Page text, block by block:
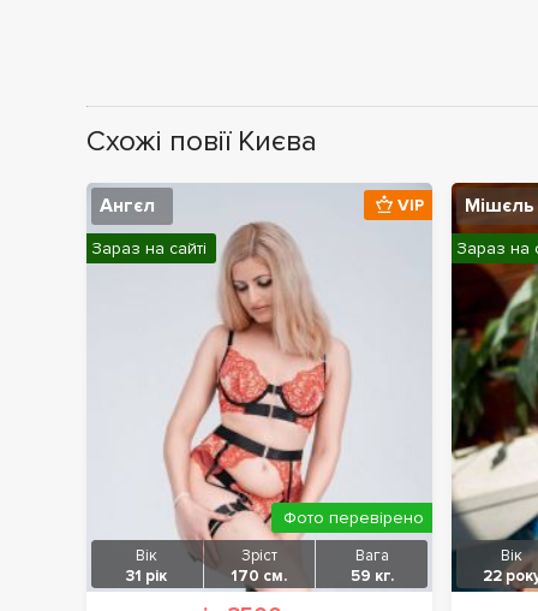
Схожі повії Києва
Ангєл
Вік
31 рік
Зріст
170 см.
Вага
59 кг.
VIP
Зараз на сайті
Фото перевірено
Мішєль
Вік
22
Зараз на